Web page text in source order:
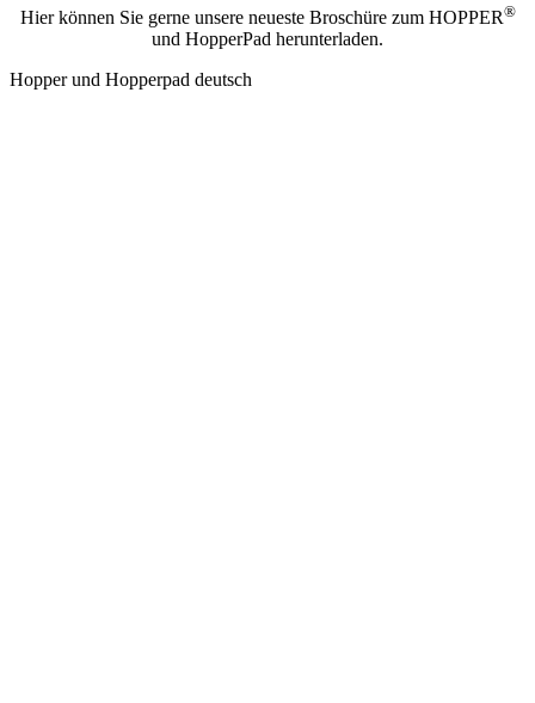
Hier können Sie gerne unsere neueste Broschüre zum HOPPER®
und HopperPad herunterladen.
Hopper und Hopperpad deutsch